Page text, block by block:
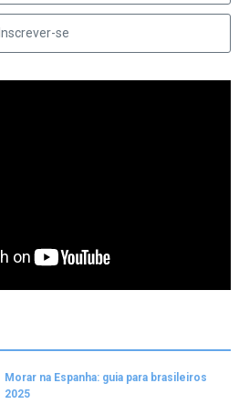
Inscrever-se
Morar na Espanha: guia para brasileiros
2025